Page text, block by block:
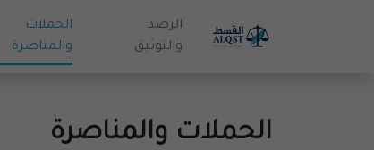
الرصد
والتوثيق
الحملات
والمناصرة
الحملات والمناصرة